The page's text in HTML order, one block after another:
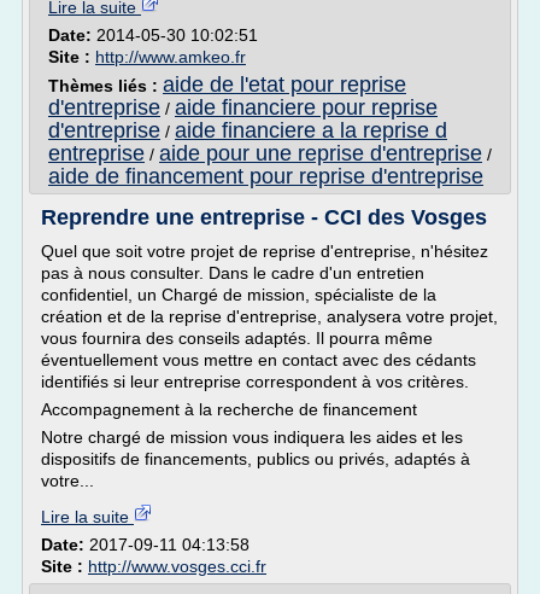
Lire la suite
Date: 2014-05-30 10:02:51
Site : http://www.amkeo.fr
Thèmes liés : aide de l'etat pour reprise
d'entreprise / aide financiere pour reprise
d'entreprise / aide financiere a la reprise d
entreprise / aide pour une reprise d'entreprise /
aide de financement pour reprise d'entreprise
Reprendre une entreprise - CCI des Vosges
Quel que soit votre projet de reprise d'entreprise, n'hésitez
pas à nous consulter. Dans le cadre d'un entretien
confidentiel, un Chargé de mission, spécialiste de la
création et de la reprise d'entreprise, analysera votre projet,
vous fournira des conseils adaptés. Il pourra même
éventuellement vous mettre en contact avec des cédants
identifiés si leur entreprise correspondent à vos critères.
Accompagnement à la recherche de financement
Notre chargé de mission vous indiquera les aides et les
dispositifs de financements, publics ou privés, adaptés à
votre...
Lire la suite
Date: 2017-09-11 04:13:58
Site : http://www.vosges.cci.fr